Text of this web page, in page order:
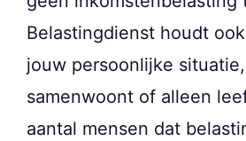
Belastingdienst houdt
jouw persoonlijke
samenwoont of alleen
aantal mensen dat